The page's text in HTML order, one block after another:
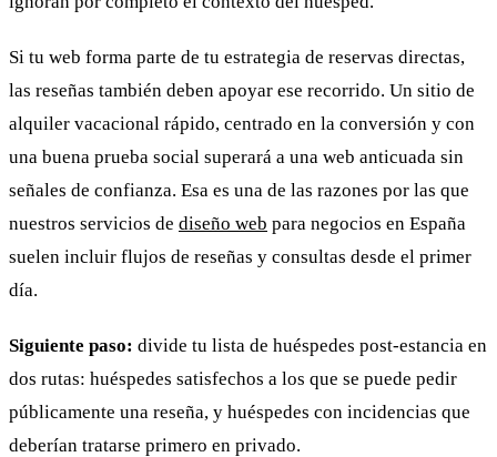
Si tu web forma parte de tu estrategia de reservas directas,
las reseñas también deben apoyar ese recorrido. Un sitio de
alquiler vacacional rápido, centrado en la conversión y con
una buena prueba social superará a una web anticuada sin
señales de confianza. Esa es una de las razones por las que
nuestros servicios de diseño web para negocios en España
suelen incluir flujos de reseñas y consultas desde el primer
día.
Siguiente paso: divide tu lista de huéspedes post-estancia en
dos rutas: huéspedes satisfechos a los que se puede pedir
públicamente una reseña, y huéspedes con incidencias que
deberían tratarse primero en privado.